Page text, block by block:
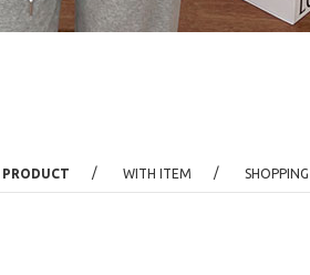
PRODUCT / WITH ITEM /